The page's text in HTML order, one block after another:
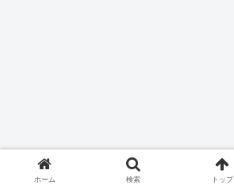
ホーム 検索 トップ